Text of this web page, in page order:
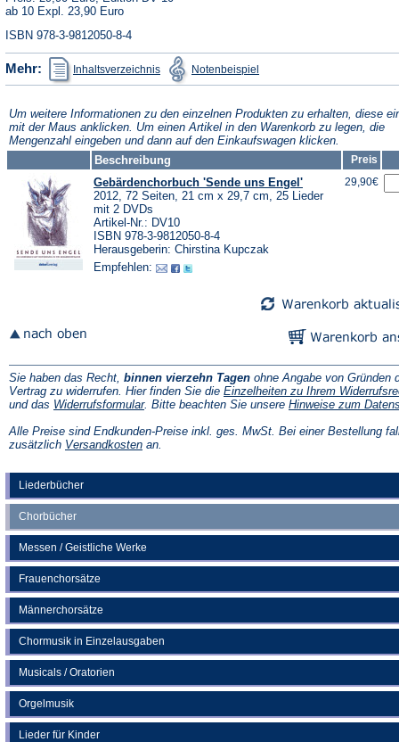
Liederbücher
Chorbücher
Messen / Geistliche Werke
Frauenchorsätze
Männerchorsätze
Chormusik in Einzelausgaben
Musicals / Oratorien
Orgelmusik
Lieder für Kinder
ab 10 Expl. 23,90 Euro
ISBN 978-3-9812050-8-4
Mehr: Inhaltsverzeichnis
(Öffnet
in
einem
Tab)
Notenbeispiel in
einem
Tab)
Um weitere Informationen zu den einzelnen Produkten zu erhalten, diese
mit der Maus anklicken. Um einen Artikel in den Warenkorb zu legen, die
Mengenzahl eingeben und dann auf den Einkaufswagen klicken.
Beschreibung
Preis
Gebärdenchorbuch 'Sende uns Engel'
2012, 72 Seiten, 21 cm x 29,7 cm, 25 Lieder
mit 2 DVDs
Artikel-Nr.: DV10
ISBN 978-3-9812050-8-4
Herausgeberin: Chirstina Kupczak
Empfehlen:
29,90€
Sie haben das Recht, binnen vierzehn Tagen ohne Angabe von Gründen
Vertrag zu widerrufen. Hier finden Sie die Einzelheiten zu Ihrem
und das Widerrufsformular(Öffnet
einem
neuen
. Bitte beachten Sie unsere Hinweise zum
Alle Preise sind Endkunden-Preise inkl. ges. MwSt. Bei einer Bestellung
zusätzlich Versandkosten(Öffnet
an.